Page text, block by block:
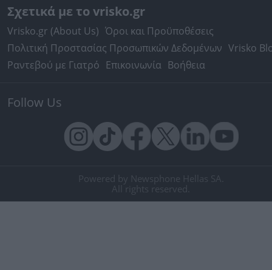
Σχετικά με το vrisko.gr
Vrisko.gr (About Us) Όροι και Προϋποθέσεις
Πολιτική Προστασίας Προσωπικών Δεδομένων Vrisko
Ραντεβού με Γιατρό Επικοινωνία Βοήθεια
Follow Us
Powered by Newsphone Hellas SA.
All rights reserved.